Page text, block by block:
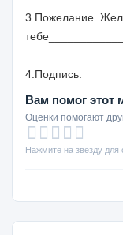
3.Пожелание.
Вам помог этот
Оценки помогают
Нажмите на звезду для